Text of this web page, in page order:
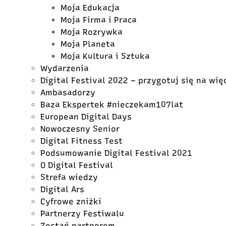
Moja Edukacja
Moja Firma i Praca
Moja Rozrywka
Moja Planeta
Moja Kultura i Sztuka
Wydarzenia
Digital Festival 2022 – przygotuj się na
Ambasadorzy
Baza Ekspertek #nieczekam107lat
European Digital Days
Nowoczesny Senior
Digital Fitness Test
Podsumowanie Digital Festival 2021
O Digital Festival
Strefa wiedzy
Digital Ars
Cyfrowe zniżki
Partnerzy Festiwalu